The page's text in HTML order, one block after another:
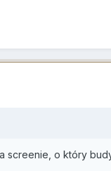
screenie, o który